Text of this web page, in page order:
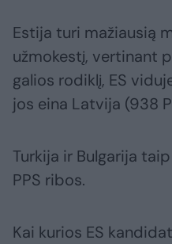
Estija turi mažiausią
užmokestį, vertinant
galios rodiklį, ES
jos eina Latvija (938
Turkija ir Bulgarija
PPS ribos.
Kai kurios ES